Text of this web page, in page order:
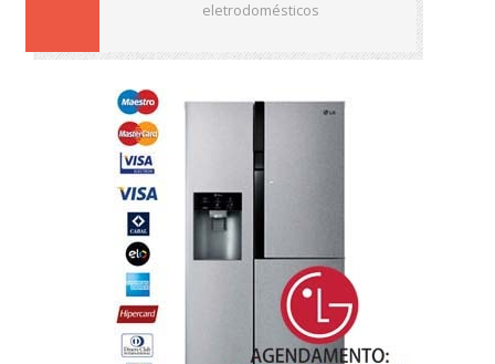
eletrodomésticos